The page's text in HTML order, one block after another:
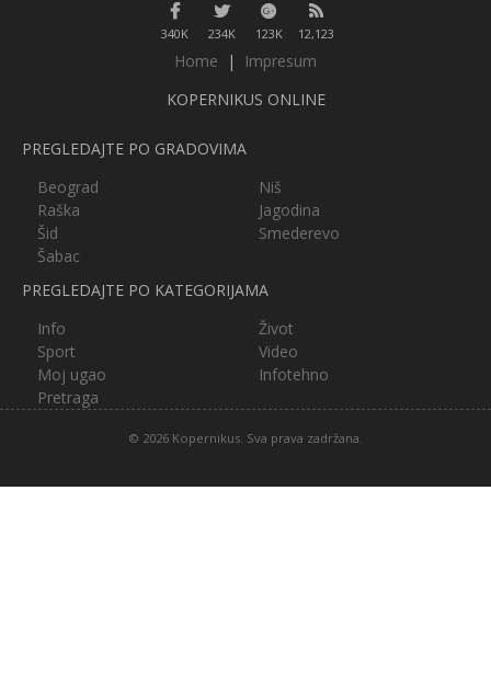
340K 234K 123K 12,123
Home |
Impresum
KOPERNIKUS ONLINE
PREGLEDAJTE PO GRADOVIMA
Beograd
Niš
Raška
Jagodina
Šid
Smederevo
Šabac
PREGLEDAJTE PO KATEGORIJAMA
Info
Život
Sport
Video
Moj ugao
Infotehno
Pretraga
© 2026 Kopernikus. Sva prava zadržana.